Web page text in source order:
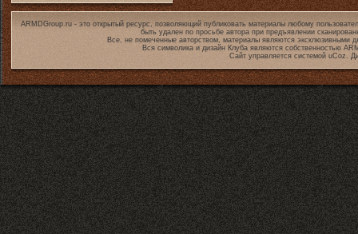
ARMDGroup.ru - это открытый ресурс, позволяющий публиковать материалы любому
быть удален по просьбе автора при предъявлении
Все, не помеченные авторством, материалы являются эксклюзивными
Вся символика и дизайн Клуба являются собственностью
Сайт управляется системой uCoz.